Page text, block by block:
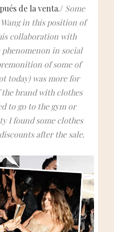
de la venta./ Some
in this position of
collaboration with
in social
of some of
today) was more for
brand with clothes
to go to the gym or
I found some clothes
after the sale.